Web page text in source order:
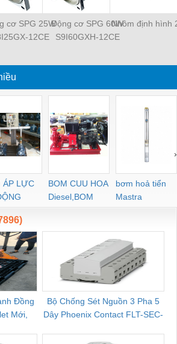
cơ SPG 25W
12CE
Động cơ SPG 60W
S9I60GXH-12CE
Nhôm định hình
ÁP LỰC
BOM CUU HOA
Diesel,BOM
CHUA CHAY
bơm hoả tiển
Mastra
›
Đồng
Mới,
Bộ Chống Sét Nguồn 3 Pha 5
Dây Phoenix Contact FLT-SEC-